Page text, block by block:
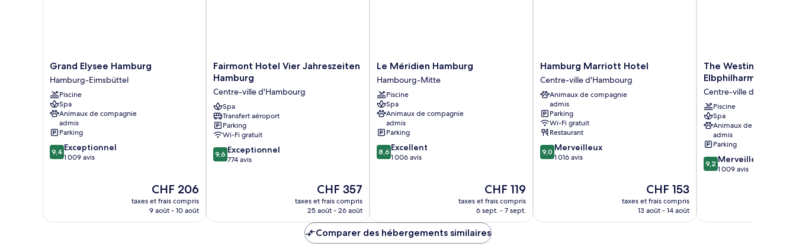
Grand
Elysee
Hamburg
Hamburg-
Eimsbüttel
Grand Elysee Hamburg
Hamburg-Eimsbüttel
Piscine
Spa
Animaux de compagnie
admis
Parking
9.4
sur
9,4 Exceptionnel
1 009 avis
Le
nouveau
prix
CHF 206
taxes et frais compris
9 août - 10 août
Fairmont
Hotel
Jahreszeiten
Hamburg
Centre-
ville
d'Hambourg
Fairmont Hotel Vier Jahreszeiten
Hamburg
Centre-ville d'Hambourg
Spa
Transfert aéroport
Parking
Wi-Fi gratuit
9.6
sur
9,6 Exceptionnel
774 avis
Le
nouveau
prix
de
CHF 357
CHF 357
taxes et frais compris
25 août - 26 août
Le
Méridien
Hamburg
Hambourg-
Mitte
Le Méridien Hamburg
Hambourg-Mitte
Piscine
Spa
Animaux de compagnie
admis
Parking
8.6
sur
8,6 Excellent
1 006 avis
Le
nouveau
prix
de
CHF 119
CHF 119
taxes et frais compris
6 sept. - 7 sept.
Hamburg
Marriott
Hotel
Centre-
ville
d'Hambourg
Hamburg Marriott Hotel
Centre-ville d'Hambourg
Animaux de compagnie
admis
Parking
Wi-Fi gratuit
Restaurant
9.0
sur
9,0 Merveilleux
1 016 avis
Le
nouveau
prix
CHF 153
taxes et frais compris
13 août - 14 août
The
Westin
Hamburg
Elbphilharmonie
Centre-
ville
d'Hambourg
The Westin
Elbphilharmonie
Centre-ville d'Hambourg
Piscine
Spa
Animaux de compagnie
admis
Parking
9.2
sur
9,2 Merveilleux
1 009 avis
Comparer des hébergements similaires